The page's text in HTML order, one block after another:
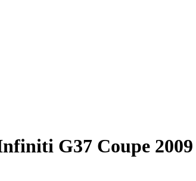
G37 Coupe 2009